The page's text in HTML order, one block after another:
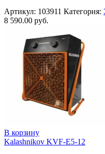
Артикул: 103911 Категория:
8 590.00 руб.
В корзину
Kalashnikov KVF-E5-12